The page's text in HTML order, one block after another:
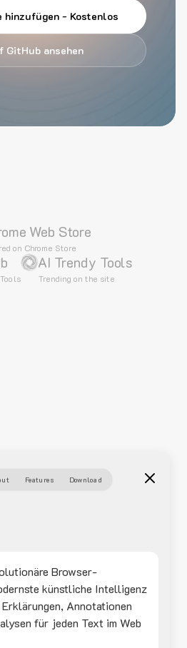
hinzufügen - Kostenlos
GitHub ansehen
Web Store
on Chrome Store
AI Trendy Tools
Trending on the site
Features Download
Browser-
künstliche Intelligenz
Annotationen
für jeden Text im Web